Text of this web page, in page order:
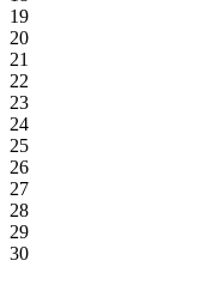
19
20
21
22
23
24
25
26
27
28
29
30